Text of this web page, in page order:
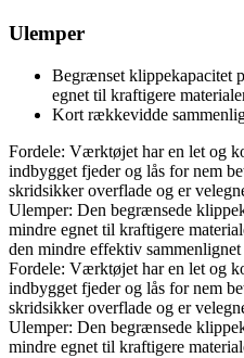
Ulemper
Begrænset klippekapacitet
egnet til kraftigere
Kort rækkevidde
Fordele: Værktøjet har en let og
indbygget fjeder og lås for nem
skridsikker overflade og er
Ulemper: Den begrænsede
mindre egnet til kraftigere
den mindre effektiv sammenlignet
Fordele: Værktøjet har en let og
indbygget fjeder og lås for nem
skridsikker overflade og er
Ulemper: Den begrænsede
mindre egnet til kraftigere